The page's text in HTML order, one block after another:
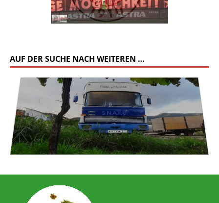
AUF DER SUCHE NACH WEITEREN …